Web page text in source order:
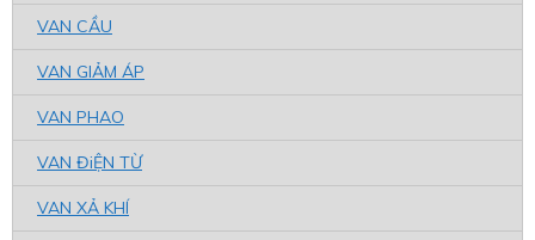
VAN CẦU
VAN GIẢM ÁP
VAN PHAO
VAN ĐiỆN TỪ
VAN XẢ KHÍ